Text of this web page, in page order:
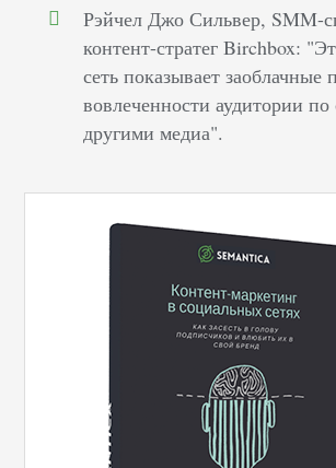
Рэйчел Джо Сильвер, SMM-
контент-стратег Birchbox:
сеть показывает заоблачные
вовлеченности аудитории
другими медиа".